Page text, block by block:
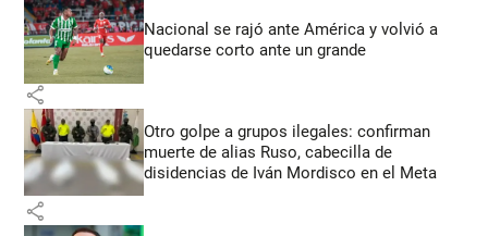
Nacional se rajó ante América y volvió a
quedarse corto ante un grande
share
Otro golpe a grupos ilegales: confirman
muerte de alias Ruso, cabecilla de
disidencias de Iván Mordisco en el Meta
share